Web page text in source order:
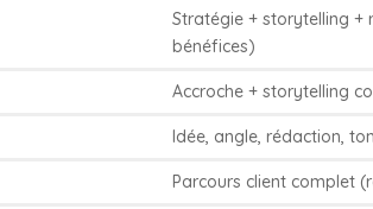
Stratégie + storytelling +
bénéfices)
Accroche + storytelling
Idée, angle, rédaction,
Parcours client complet